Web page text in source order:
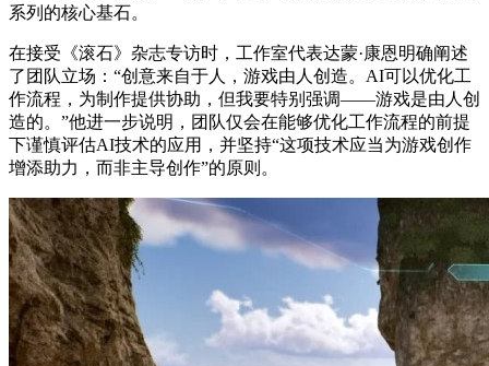
系列的核心基石。
在接受《滚石》杂志专访时，工作室代表达蒙·康恩明确阐述
了团队立场：“创意来自于人，游戏由人创造。AI可以优化工
作流程，为制作提供协助，但我要特别强调——游戏是由人创
造的。”他进一步说明，团队仅会在能够优化工作流程的前提
下谨慎评估AI技术的应用，并坚持“这项技术应当为游戏创作
增添助力，而非主导创作”的原则。